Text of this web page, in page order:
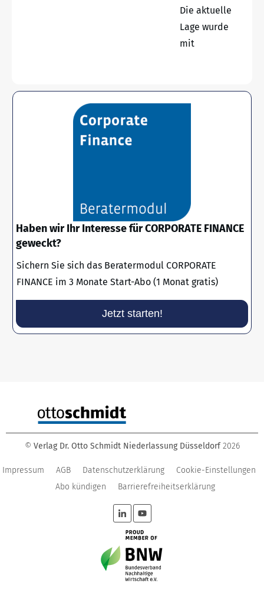
Die aktuelle
Lage wurde
mit
Haben wir Ihr Interesse für CORPORATE FINANCE
geweckt?
Sichern Sie sich das Beratermodul CORPORATE
FINANCE im 3 Monate Start-Abo (1 Monat gratis)
Jetzt starten!
© Verlag Dr. Otto Schmidt Niederlassung Düsseldorf 2026
Impressum AGB Datenschutzerklärung
Cookie-Einstellungen
Abo kündigen
Barrierefreiheitserklärung